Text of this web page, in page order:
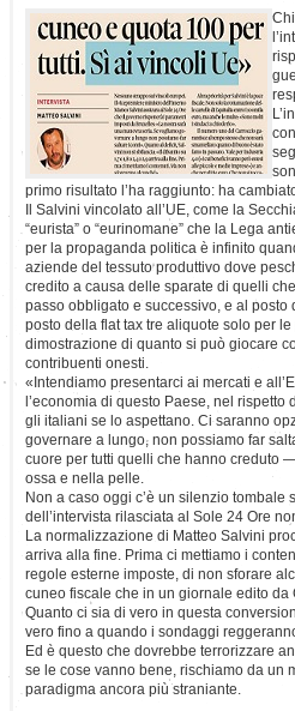
primo risultato l’ha raggiunto: ha
Il Salvini vincolato all’UE, come la
“eurista” o “eurinomane” che la Lega
per la propaganda politica è infinito
aziende del tessuto produttivo dove
credito a causa delle sparate di quelli
passo obbligato e successivo, e al
posto della flat tax tre aliquote solo per
dimostrazione di quanto si può giocare
contribuenti onesti.
«Intendiamo presentarci ai mercati e
l’economia di questo Paese, nel
gli italiani se lo aspettano. Ci saranno
governare a lungo, non possiamo far
cuore per tutti quelli che hanno creduto
ossa e nella pelle.
Non a caso oggi c’è un silenzio
dell’intervista rilasciata al Sole 24 Ore
La normalizzazione di Matteo Salvini
arriva alla fine. Prima ci mettiamo i
regole esterne imposte, di non sforare
cuneo fiscale che in un giornale edito
Quanto ci sia di vero in questa
vero fino a quando i sondaggi
Ed è questo che dovrebbe terrorizzare
se le cose vanno bene, rischiamo da un
paradigma ancora più straniante.